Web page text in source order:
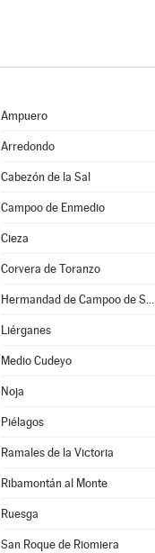
Ampuero
Arredondo
Cabezón de la Sal
Campoo de Enmedio
Cieza
Corvera de Toranzo
Hermandad de Campoo de Suso
Liérganes
Medio Cudeyo
Noja
Piélagos
Ramales de la Victoria
Ribamontán al Monte
Ruesga
San Roque de Riomiera